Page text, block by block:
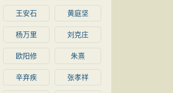
王安石 黄庭坚
杨万里 刘克庄
欧阳修 朱熹
辛弃疾 张孝祥